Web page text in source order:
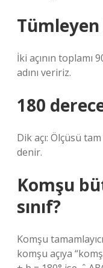
Tümleyen
İki açının toplamı
adını veririz.
180
Dik açı: Ölçüsü
denir.
Komşu
sınıf?
Komşu
komşu açıya